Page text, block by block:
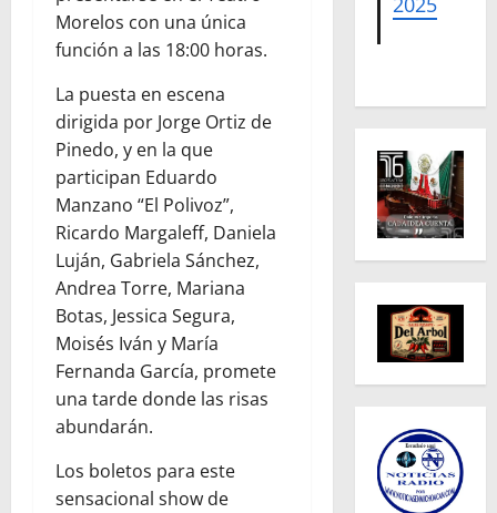
Morelos con una única
función a las 18:00 horas.
La puesta en escena
dirigida por Jorge Ortiz de
Pinedo, y en la que
participan Eduardo
Manzano “El Polivoz”,
Ricardo Margaleff, Daniela
Luján, Gabriela Sánchez,
Andrea Torre, Mariana
Botas, Jessica Segura,
Moisés Iván y María
Fernanda García, promete
una tarde donde las risas
abundarán.
Los boletos para este
sensacional show de